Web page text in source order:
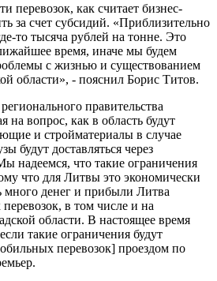
перевозок, как считает бизнес-
за счет субсидий. «Приблизительно
то тысяча рублей на тонне. Это
время, иначе мы будем
с жизнью и существованием
области», - пояснил Борис Титов.
правительства
на вопрос, как в область будут
и стройматериалы в случае
будут доставляться через
надеемся, что такие ограничения
что для Литвы это экономически
много денег и прибыли Литва
в том числе и на
области. В настоящее время
такие ограничения будут
перевозок] проездом по